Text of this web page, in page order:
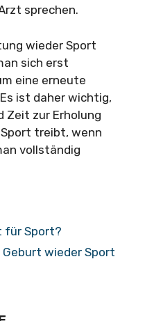
sprechen.
wieder Sport
sich erst
eine erneute
ist daher wichtig,
Zeit zur Erholung
treibt, wenn
vollständig
für Sport?
wieder Sport